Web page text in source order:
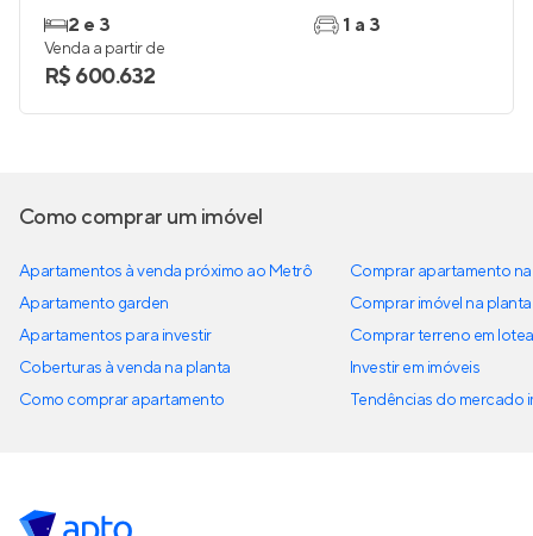
2 e 3
1 a 3
Venda a partir de
R$ 600.632
Como comprar um imóvel
Apartamentos à venda próximo ao Metrô
Apartamento garden
Apartamentos para investir
Coberturas à venda na planta
Como comprar apartamento
Comprar apartamento
Comprar imóvel na planta
Comprar terreno em
Investir em imóveis
Tendências do mercado